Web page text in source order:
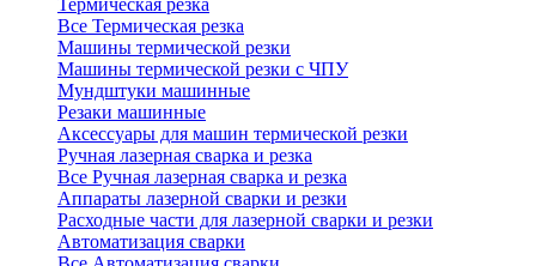
Термическая резка
Все Термическая резка
Машины термической резки
Машины термической резки с ЧПУ
Мундштуки машинные
Резаки машинные
Аксессуары для машин термической резки
Ручная лазерная сварка и резка
Все Ручная лазерная сварка и резка
Аппараты лазерной сварки и резки
Расходные части для лазерной сварки и резки
Автоматизация сварки